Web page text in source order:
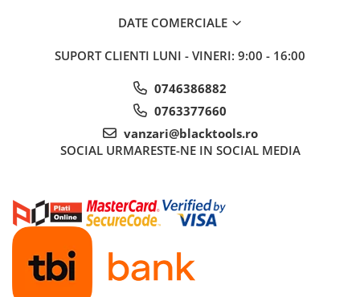
Accesorii de impact 1/2
Truse de biti de impact
Tubulare de impact 1"
Tubulare de impact 1/2
Tubulare 1/2
Tubulare 1/2 bihexagonale
Tubulare 1/2 hexagonale
Tubulare 1/4
Tubulare 3/4
DATE COMERCIALE
SUPORT CLIENTI LUNI - VINERI: 9:00 - 16:00
0746386882
0763377660
vanzari@blacktools.ro
SOCIAL URMARESTE-NE IN SOCIAL MEDIA